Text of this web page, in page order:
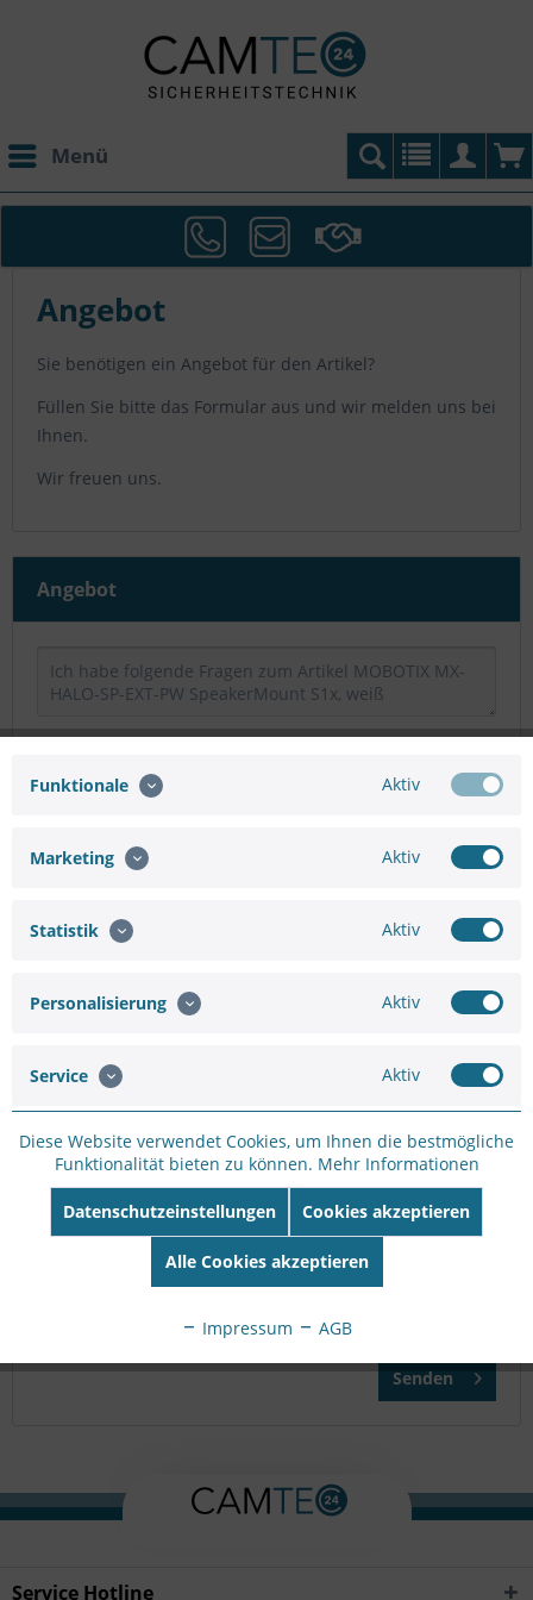
Menü
Angebot
Sie benötigen ein Angebot für den Artikel?
Füllen Sie bitte das Formular aus und wir melden uns bei
Ihnen.
Wir freuen uns.
Angebot
Bitte geben Sie die Zeichenfolge in das nachfolgende
Textfeld ein
Ich habe dieDatenschutzbestimmungenzur Kenntnis
Senden
Service Hotline
Funktionale Aktiv
Marketing Aktiv
Statistik Aktiv
Personalisierung Aktiv
Service Aktiv
Diese Website verwendet Cookies, um Ihnen die bestmögliche
Funktionalität bieten zu können. Mehr Informationen
Datenschutzeinstellungen Cookies akzeptieren
Alle Cookies akzeptieren
Impressum AGB